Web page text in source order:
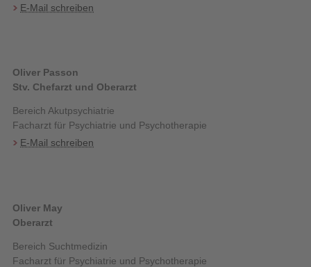
E-Mail schreiben
Oliver Passon
Stv. Chefarzt und Oberarzt
Bereich Akutpsychiatrie
Facharzt für Psychiatrie und Psychotherapie
E-Mail schreiben
Oliver May
Oberarzt
Bereich Suchtmedizin
Facharzt für Psychiatrie und Psychotherapie